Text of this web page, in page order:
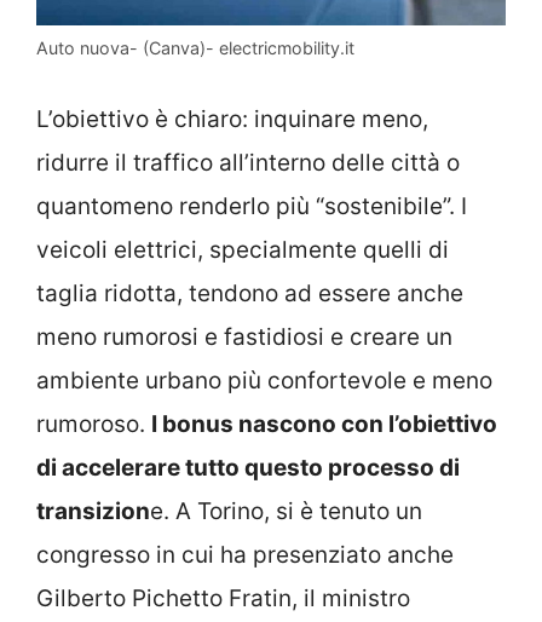
Auto nuova- (Canva)- electricmobility.it
L’obiettivo è chiaro: inquinare meno,
ridurre il traffico all’interno delle città o
quantomeno renderlo più “sostenibile”. I
veicoli elettrici, specialmente quelli di
taglia ridotta, tendono ad essere anche
meno rumorosi e fastidiosi e creare un
ambiente urbano più confortevole e meno
rumoroso. I bonus nascono con l’obiettivo
di accelerare tutto questo processo di
transizione. A Torino, si è tenuto un
congresso in cui ha presenziato anche
Gilberto Pichetto Fratin, il ministro